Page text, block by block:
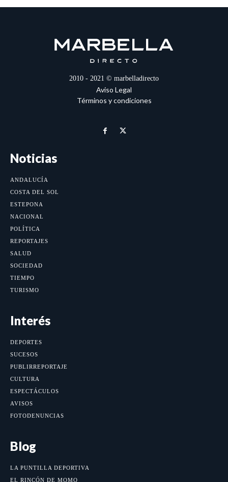
2010 - 2021 © marbelladirecto
Aviso Legal
Términos y condiciones
Noticias
ANDALUCÍA
COSTA DEL SOL
ESTEPONA
NACIONAL
POLÍTICA
REPORTAJES
SALUD
SOCIEDAD
TIEMPO
TURISMO
Interés
DEPORTES
SUCESOS
PUBLIRREPORTAJE
CULTURA
ESPECTÁCULOS
AVISOS
FOTODENUNCIAS
Blog
LA PUNTILLA DEPORTIVA
EL RINCÓN DE MOMO